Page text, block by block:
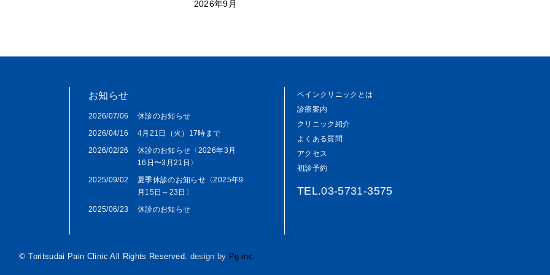
2026年9月
お知らせ
2026/07/06
休診のお知らせ
2026/04/16
4月21日（火）17時まで
2026/02/26
休診のお知らせ〈2026年3月
16日〜3月21日〉
2025/09/02
夏季休診のお知らせ〈2025年9
月15日～23日〉
2025/06/23
休診のお知らせ
ペインクリニックとは
診療案内
クリニック紹介
よくある質問
アクセス
初診予約
TEL.03-5731-3575
© Toritsudai Pain Clinic All Rights Reserved. design by Pg inc.